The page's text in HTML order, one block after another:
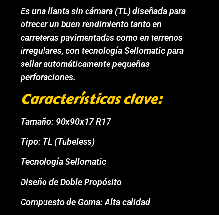
Es una llanta sin cámara (TL) diseñada para
ofrecer un buen rendimiento tanto en
carreteras pavimentadas como en terrenos
irregulares, con tecnología Sellomatic para
sellar automáticamente pequeñas
perforaciones.
Características clave:
Tamaño: 90x90x17 R17
Tipo: TL (Tubeless)
Tecnología Sellomatic
Diseño de Doble Propósito
Compuesto de Goma: Alta calidad